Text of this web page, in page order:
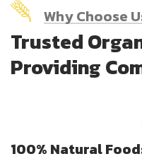
Why Choose
Trusted
Providing
100% Natural